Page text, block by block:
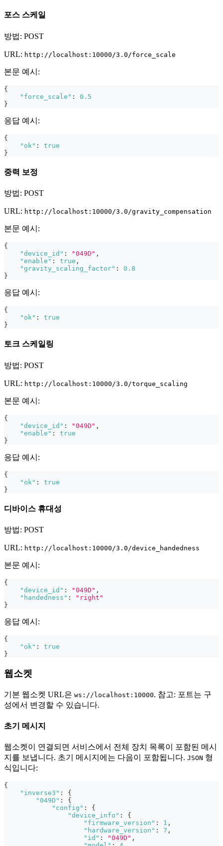
포스 스케일
방법: POST
URL: http://localhost:10000/3.0/force_scale
본문 예시:
{
"force_scale" :
0.5
}
응답 예시:
{
"ok" :
true
}
중력 보정
방법: POST
URL: http://localhost:10000/3.0/gravity_compensation
본문 예시:
{
"device_id" : "049D" ,
"enable" : true ,
"gravity_scaling_factor" :
0.8
}
응답 예시:
{
"ok" :
true
}
토크 스케일링
방법: POST
URL: http://localhost:10000/3.0/torque_scaling
본문 예시:
{
"device_id" : "049D" ,
"enable" :
true
}
응답 예시:
{
"ok" :
true
}
디바이스 휴대성
방법: POST
URL: http://localhost:10000/3.0/device_handedness
본문 예시:
{
"device_id" : "049D" ,
"handedness" :
"right"
}
응답 예시:
{
"ok" :
true
}
웹소켓
기본 웹소켓 URL은 ws://localhost:10000. 참고: 포트는 구
성에서 변경할 수 있습니다.
초기 메시지
웹소켓이 연결되면 서비스에서 전체 장치 목록이 포함된 메시
지를 보냅니다. 초기 메시지에는 다음이 포함됩니다. JSON 형
식입니다:
{
"inverse3" :
{
"049D" :
{
"config" :
{
"device_info" :
{
"firmware_version" : 1 ,
"hardware_version" : 7 ,
"id" : "049D" ,